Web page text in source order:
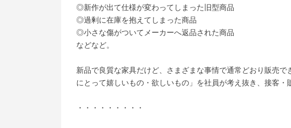
◎新作が出て仕様が変わってしまった旧型商品
◎過剰に在庫を抱えてしまった商品
◎小さな傷がついてメーカーへ返品された商品
などなど。
新品で良質な家具だけど、さまざまな事情で通常どおり販売
にとって嬉しいもの・欲しいもの」を社員が考え抜き、接客・
・・・・・・・・・